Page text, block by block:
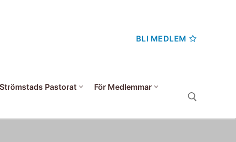
BLI MEDLEM
Pastorat För Medlemmar